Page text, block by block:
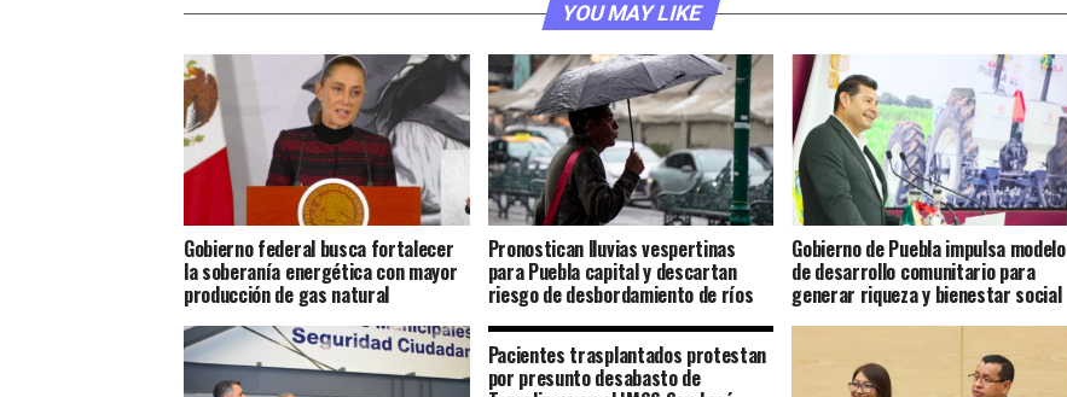
YOU MAY LIKE
Gobierno federal busca fortalecer
la soberanía energética con mayor
producción de gas natural
Pronostican lluvias vespertinas
para Puebla capital y descartan
riesgo de desbordamiento de ríos
Gobierno de Puebla impulsa modelo
de desarrollo comunitario para
generar riqueza y bienestar social
Pacientes trasplantados protestan
por presunto desabasto de